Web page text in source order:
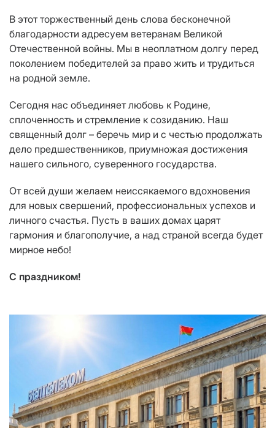
В этот торжественный день слова бесконечной
благодарности адресуем ветеранам Великой
Отечественной войны. Мы в неоплатном долгу перед
поколением победителей за право жить и трудиться
на родной земле.
Сегодня нас объединяет любовь к Родине,
сплоченность и стремление к созиданию. Наш
священный долг – беречь мир и с честью продолжать
дело предшественников, приумножая достижения
нашего сильного, суверенного государства.
От всей души желаем неиссякаемого вдохновения
для новых свершений, профессиональных успехов и
личного счастья. Пусть в ваших домах царят
гармония и благополучие, а над страной всегда будет
мирное небо!
С праздником!